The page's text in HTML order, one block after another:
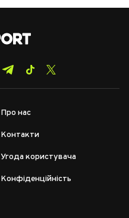
Про нас
Контакти
Угода користувача
Конфіденційність